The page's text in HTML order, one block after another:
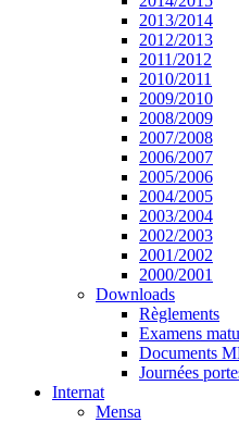
2013/2014
2012/2013
2011/2012
2010/2011
2009/2010
2008/2009
2007/2008
2006/2007
2005/2006
2004/2005
2003/2004
2002/2003
2001/2002
2000/2001
Downloads
Règlements
Examens
Documents
Journées
Internat
Mensa